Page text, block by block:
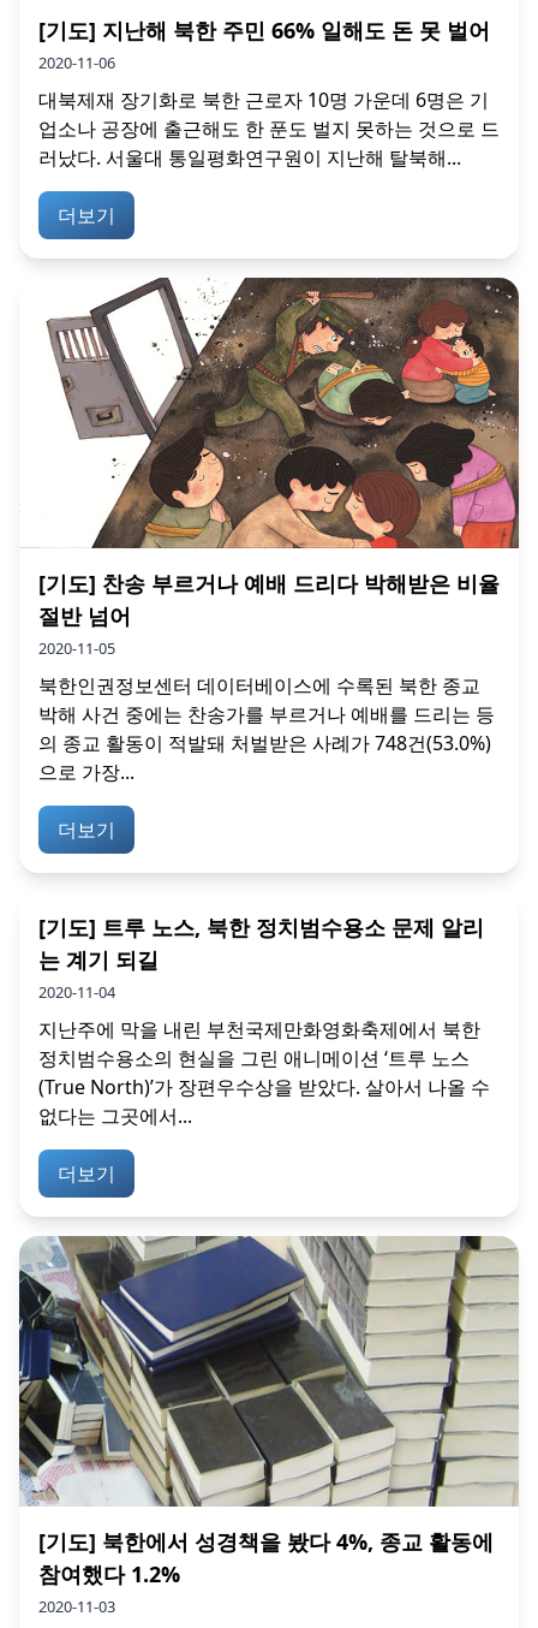
[기도] 지난해 북한 주민 66% 일해도 돈 못 벌어
2020-11-06
대북제재 장기화로 북한 근로자 10명 가운데 6명은 기
업소나 공장에 출근해도 한 푼도 벌지 못하는 것으로 드
러났다. 서울대 통일평화연구원이 지난해 탈북해...
더보기
[기도] 찬송 부르거나 예배 드리다 박해받은 비율
절반 넘어
2020-11-05
북한인권정보센터 데이터베이스에 수록된 북한 종교
박해 사건 중에는 찬송가를 부르거나 예배를 드리는 등
의 종교 활동이 적발돼 처벌받은 사례가 748건(53.0%)
으로 가장...
더보기
[기도] 트루 노스, 북한 정치범수용소 문제 알리
는 계기 되길
2020-11-04
지난주에 막을 내린 부천국제만화영화축제에서 북한
정치범수용소의 현실을 그린 애니메이션 ‘트루 노스
(True North)’가 장편우수상을 받았다. 살아서 나올 수
없다는 그곳에서...
더보기
[기도] 북한에서 성경책을 봤다 4%, 종교 활동에
참여했다 1.2%
2020-11-03